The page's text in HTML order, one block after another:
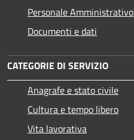
Personale Amministrativo
Documenti e dati
CATEGORIE DI SERVIZIO
Anagrafe e stato civile
Cultura e tempo libero
Vita lavorativa